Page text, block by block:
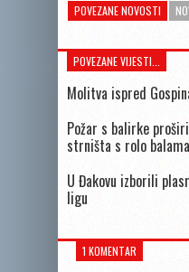
POVEZANE NOVOSTI
POVEZANE VIJESTI...
Molitva ispred
Požar s balirke
strništa s rolo balama
U Đakovu izborili
ligu
1 KOMENTAR